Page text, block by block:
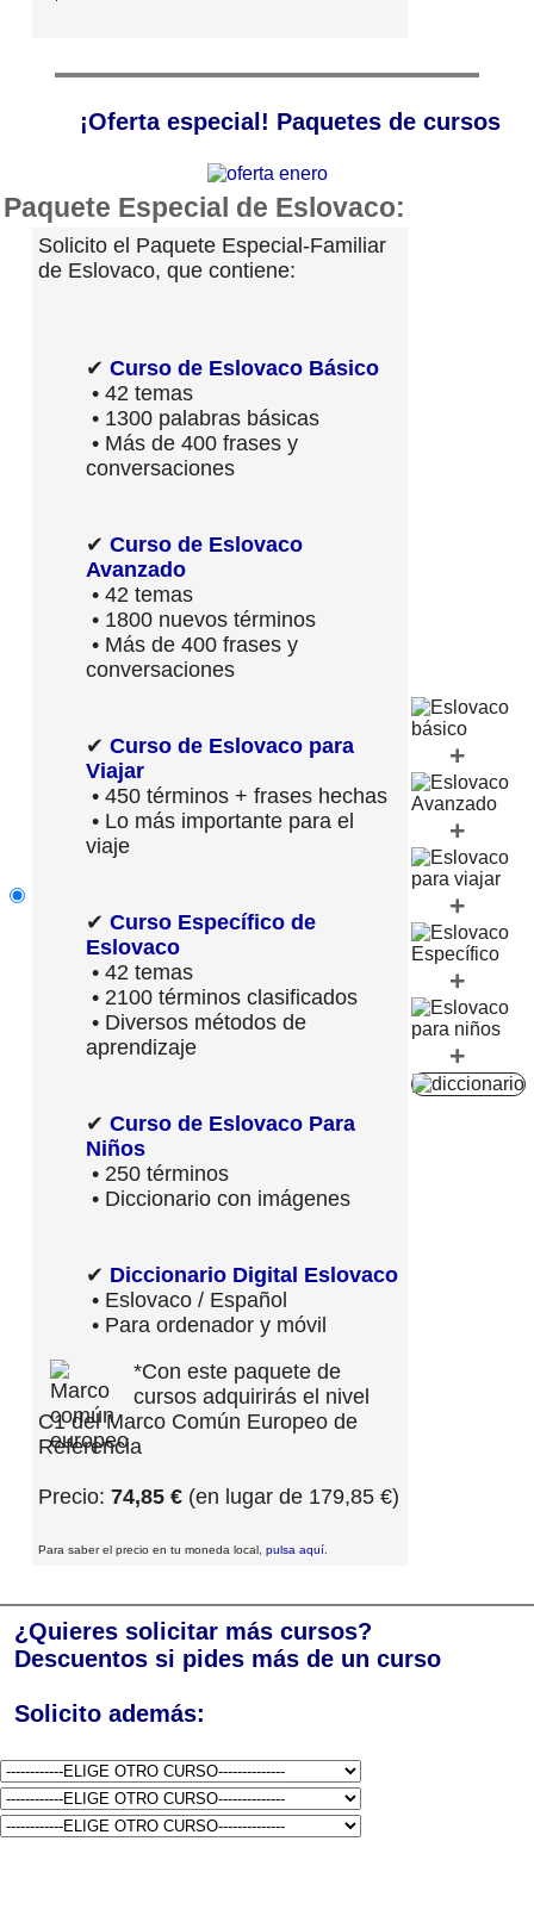
¡Oferta especial! Paquetes de cursos
Paquete Especial de Eslovaco:
Solicito el Paquete Especial-Familiar
de Eslovaco, que contiene:
✔ Curso de Eslovaco Básico
• 42 temas
• 1300 palabras básicas
• Más de 400 frases y
conversaciones
✔ Curso de Eslovaco
Avanzado
• 42 temas
• 1800 nuevos términos
• Más de 400 frases y
conversaciones
✔ Curso de Eslovaco para
Viajar
• 450 términos + frases hechas
• Lo más importante para el
viaje
✔ Curso Específico de
Eslovaco
• 42 temas
• 2100 términos clasificados
• Diversos métodos de
aprendizaje
✔ Curso de Eslovaco Para
Niños
• 250 términos
• Diccionario con imágenes
✔ Diccionario Digital Eslovaco
• Eslovaco / Español
• Para ordenador y móvil
*Con este paquete de
cursos adquirirás el nivel
C1 del Marco Común Europeo de
Referencia
Precio: 74,85 € (en lugar de 179,85 €)
Para saber el precio en tu moneda local, pulsa aquí
+
+
+
+
+
¿Quieres solicitar más cursos?
Descuentos si pides más de un curso
Solicito además: